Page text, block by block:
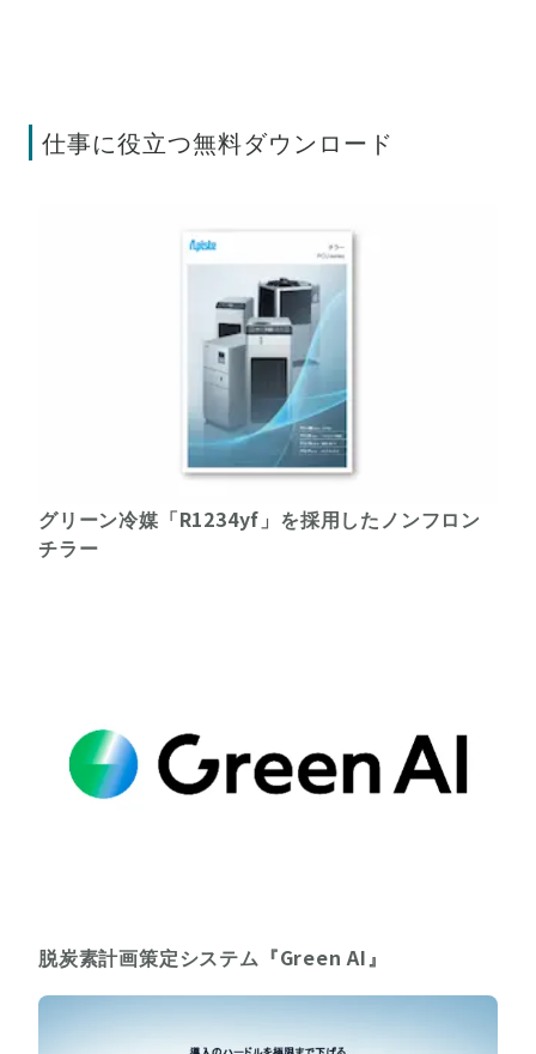
仕事に役立つ無料ダウンロード
グリーン冷媒「R1234yf」を採用したノンフロン
チラー
脱炭素計画策定システム『Green AI』